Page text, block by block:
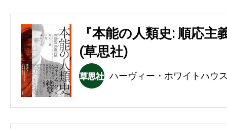
『本能の人類史: 順応
(草思社)
ハーヴィー・ホワイトハウ